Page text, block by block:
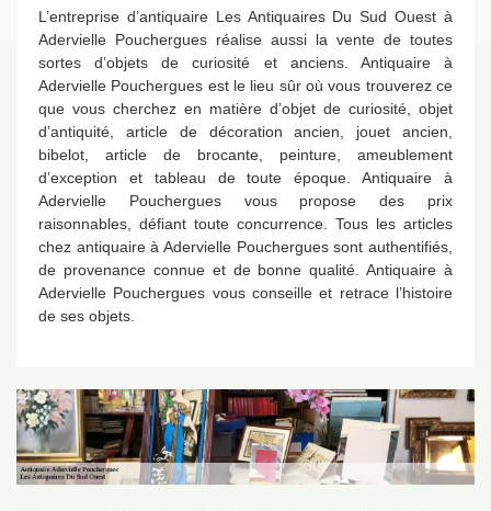
L’entreprise d’antiquaire Les Antiquaires Du Sud Ouest à
Adervielle Pouchergues réalise aussi la vente de toutes
sortes d’objets de curiosité et anciens. Antiquaire à
Adervielle Pouchergues est le lieu sûr où vous trouverez ce
que vous cherchez en matière d’objet de curiosité, objet
d’antiquité, article de décoration ancien, jouet ancien,
bibelot, article de brocante, peinture, ameublement
d’exception et tableau de toute époque. Antiquaire à
Adervielle Pouchergues vous propose des prix
raisonnables, défiant toute concurrence. Tous les articles
chez antiquaire à Adervielle Pouchergues sont authentifiés,
de provenance connue et de bonne qualité. Antiquaire à
Adervielle Pouchergues vous conseille et retrace l’histoire
de ses objets.